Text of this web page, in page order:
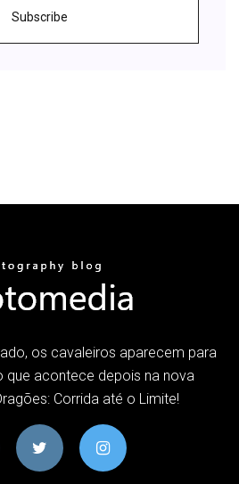
Subscribe
os cavaleiros aparecem para
que acontece depois na nova
Corrida até o Limite!